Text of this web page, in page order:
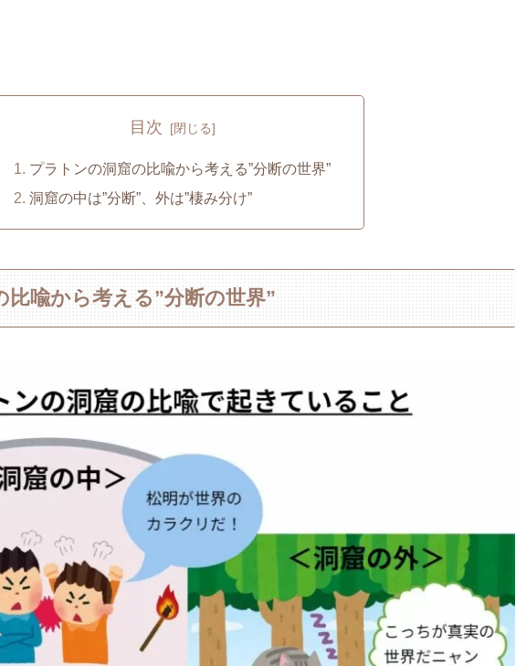
目次
プラトンの洞窟の比喩から考える”分断の世界”
洞窟の中は”分断”、外は”棲み分け”
比喩から考える”分断の世界”